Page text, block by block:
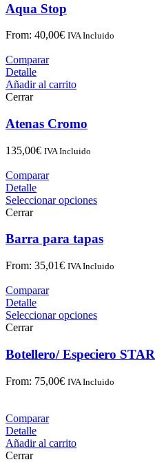
Aqua Stop
From: 40,00€ IVA Incluido
Comparar
Detalle
Añadir al carrito
Cerrar
Atenas Cromo
135,00€ IVA Incluido
Comparar
Detalle
Seleccionar opciones
Cerrar
Barra para tapas
From: 35,01€ IVA Incluido
Comparar
Detalle
Seleccionar opciones
Cerrar
Botellero/ Especiero STAR
From: 75,00€ IVA Incluido
Comparar
Detalle
Añadir al carrito
Cerrar